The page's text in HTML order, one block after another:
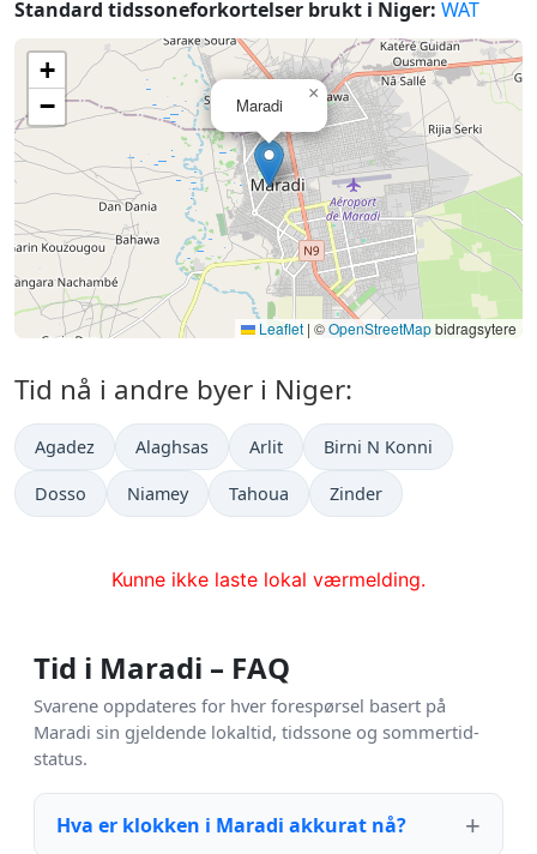
Standard tidssoneforkortelser brukt i Niger: WAT
Maradi
×
+
−
Leaflet | ©OpenStreetMapbidragsytere
Tid nå i andre byer i Niger:
Agadez Alaghsas Arlit Birni N Konni
Dosso Niamey Tahoua Zinder
Kunne ikke laste lokal værmelding.
Tid i Maradi – FAQ
Svarene oppdateres for hver forespørsel basert på
Maradi sin gjeldende lokaltid, tidssone og sommertid-
status.
Hva er klokken i Maradi akkurat nå?